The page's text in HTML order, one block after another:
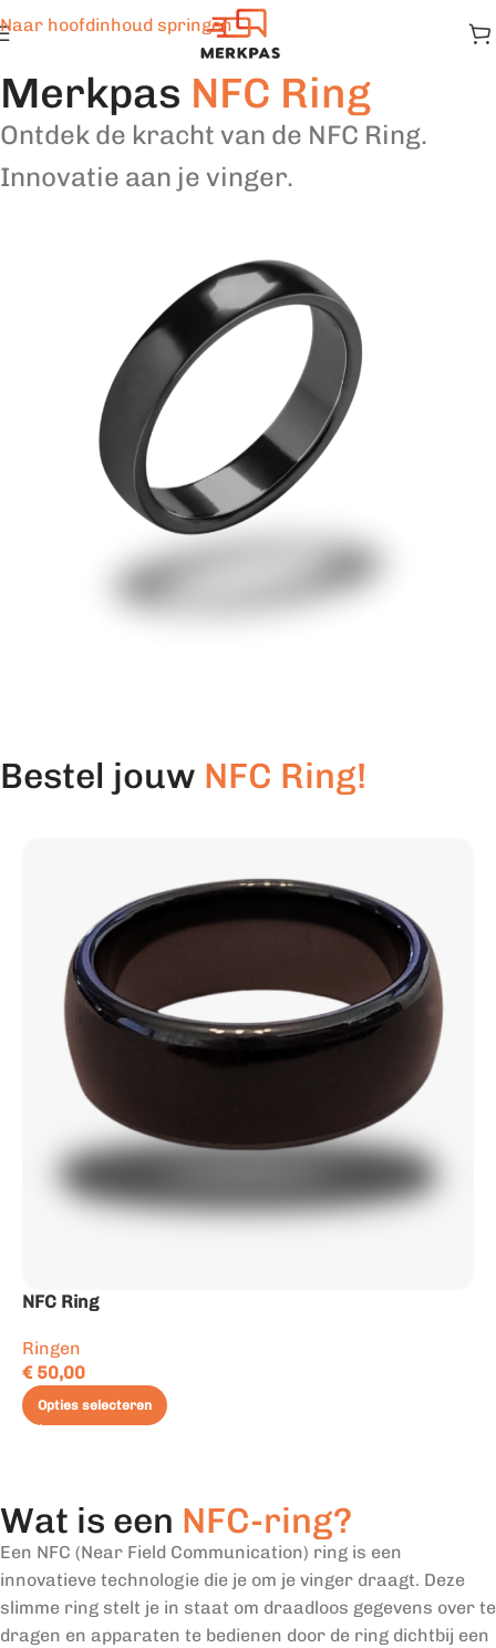
Naar hoofdinhoud springen
Merkpas NFC Ring
Ontdek de kracht van de NFC Ring.
Innovatie aan je vinger.
Bestel jouw NFC Ring!
NFC Ring
Ringen
€50,00
Opties selecteren
Wat is een NFC-ring?
Een NFC (Near Field Communication) ring is een
innovatieve technologie die je om je vinger draagt. Deze
slimme ring stelt je in staat om draadloos gegevens over te
dragen en apparaten te bedienen door de ring dichtbij een